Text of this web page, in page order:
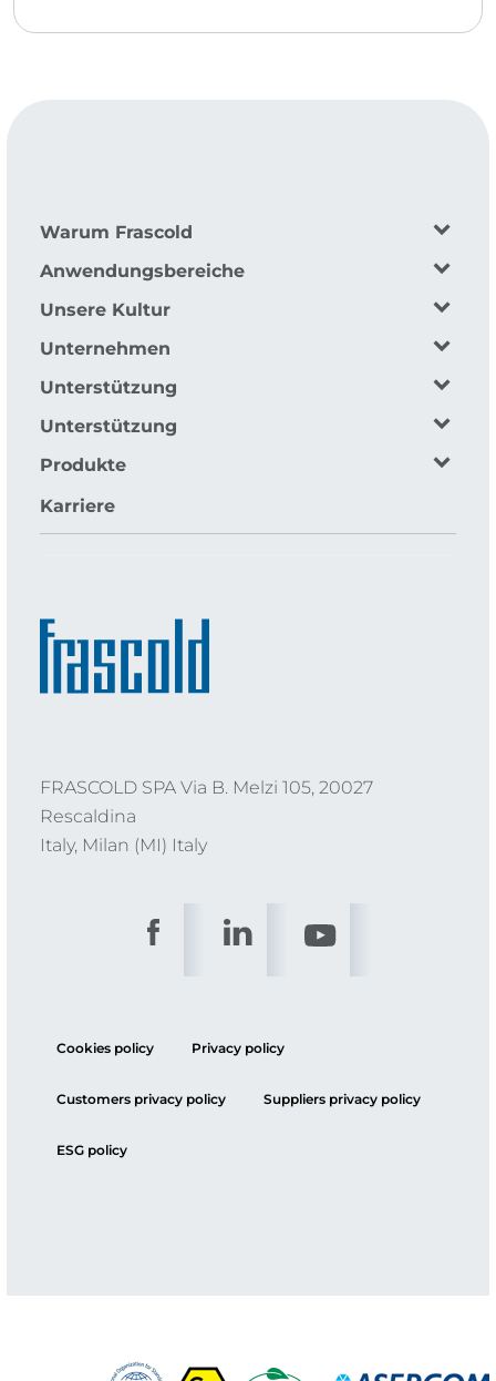
Warum Frascold
Anwendungsbereiche
Unsere Kultur
Unternehmen
Unterstützung
Unterstützung
Produkte
Karriere
FRASCOLD SPA Via B. Melzi 105, 20027
Rescaldina
Italy, Milan (MI) Italy
Cookies policy Privacy policy
Customers privacy policy Suppliers privacy policy
ESG policy